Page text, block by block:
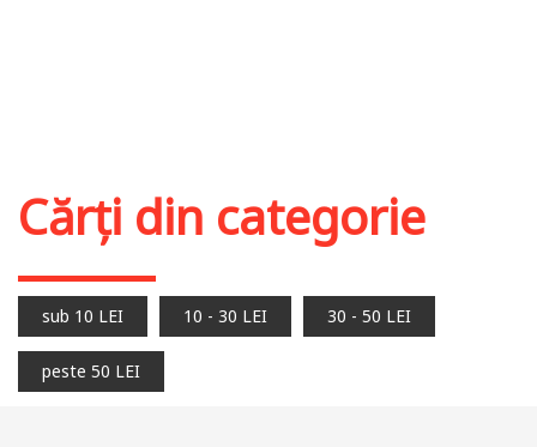
Cărți din categorie
sub 10 LEI 10 - 30 LEI 30 - 50 LEI
peste 50 LEI